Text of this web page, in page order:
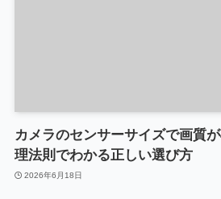
カメラのセンサーサイズで画質
理法則でわかる正しい選び方
2026年6月18日